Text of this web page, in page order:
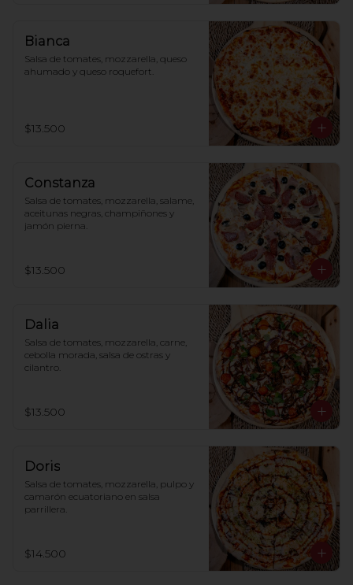
Bianca
Salsa de tomates, mozzarella, queso
ahumado y queso roquefort.
$13.500
Constanza
Salsa de tomates, mozzarella, salame,
aceitunas negras, champiñones y
jamón pierna.
$13.500
Dalia
Salsa de tomates, mozzarella, carne,
cebolla morada, salsa de ostras y
cilantro.
$13.500
Doris
Salsa de tomates, mozzarella, pulpo y
camarón ecuatoriano en salsa
parrillera.
$14.500